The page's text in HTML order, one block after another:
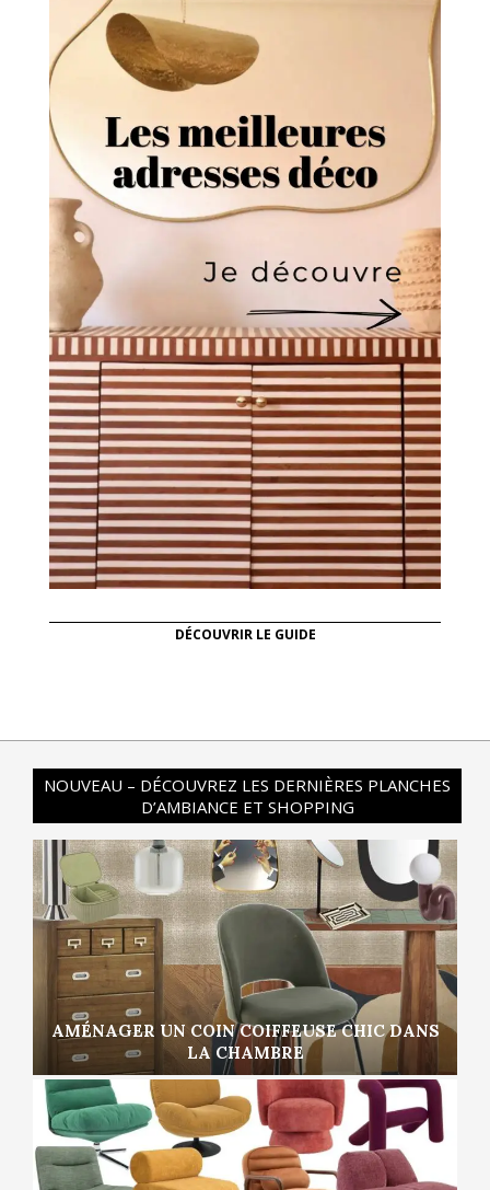
DÉCOUVRIR LE GUIDE
NOUVEAU – DÉCOUVREZ LES DERNIÈRES PLANCHES
D’AMBIANCE ET SHOPPING
AMÉNAGER UN COIN COIFFEUSE CHIC DANS
LA CHAMBRE